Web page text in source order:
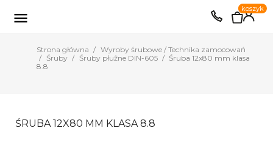
EUR PLN

0
koszyk
Strona główna
Wyroby śrubowe / Technika zamocowań
Śruby
Śruby płużne DIN-605
Śruba 12x80 mm klasa
8.8
ŚRUBA 12X80 MM KLASA 8.8